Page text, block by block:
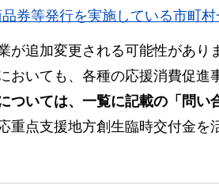
券等発行を実施している市町村
が追加変更される可能性があり
おいても、各種の応援消費促進
ついては、一覧に記載の「問い
重点支援地方創生臨時交付金を